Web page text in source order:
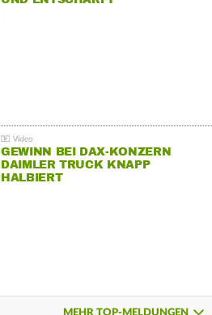
GEWINN BEI DAX-KONZERN
DAIMLER TRUCK KNAPP
HALBIERT
MEHR TOP-MELDUNGEN